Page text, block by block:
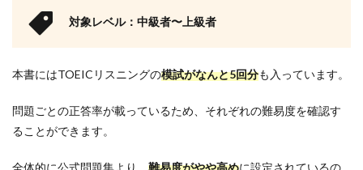
対象レベル：中級者〜上級者
本書にはTOEICリスニングの模試がなんと5回分も入っています。
問題ごとの正答率が載っているため、それぞれの難易度を確認す
ることができます。
全体的に公式問題集より、 難易度がやや高めに設定されているの